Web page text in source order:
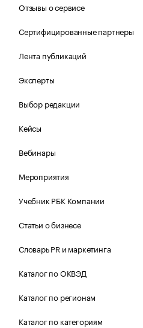
Отзывы о сервисе
Сертифицированные партнеры
Лента публикаций
Эксперты
Выбор редакции
Кейсы
Вебинары
Мероприятия
Учебник РБК Компании
Статьи о бизнесе
Словарь PR и маркетинга
Каталог по ОКВЭД
Каталог по регионам
Каталог по категориям